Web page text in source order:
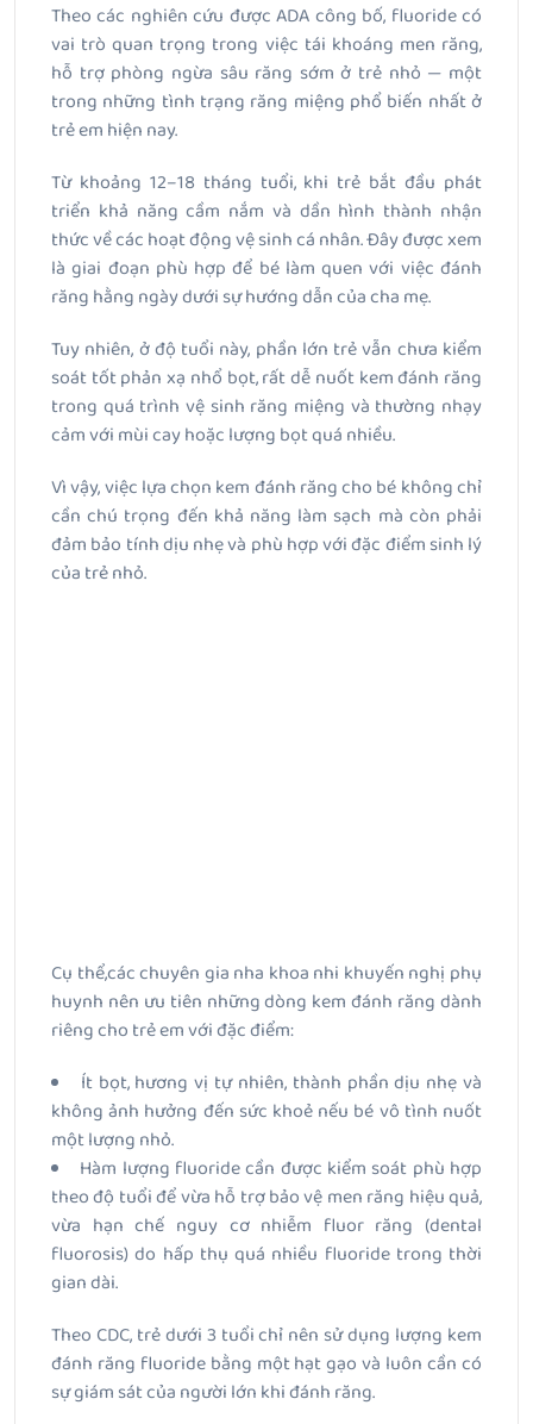
Theo các nghiên cứu được ADA công bố, fluoride có
vai trò quan trọng trong việc tái khoáng men răng,
hỗ trợ phòng ngừa sâu răng sớm ở trẻ nhỏ — một
trong những tình trạng răng miệng phổ biến nhất ở
trẻ em hiện nay.
Từ khoảng 12–18 tháng tuổi, khi trẻ bắt đầu phát
triển khả năng cầm nắm và dần hình thành nhận
thức về các hoạt động vệ sinh cá nhân. Đây được xem
là giai đoạn phù hợp để bé làm quen với việc đánh
răng hằng ngày dưới sự hướng dẫn của cha mẹ.
Tuy nhiên, ở độ tuổi này, phần lớn trẻ vẫn chưa kiểm
soát tốt phản xạ nhổ bọt, rất dễ nuốt kem đánh răng
trong quá trình vệ sinh răng miệng và thường nhạy
cảm với mùi cay hoặc lượng bọt quá nhiều.
Vì vậy, việc lựa chọn kem đánh răng cho bé không chỉ
cần chú trọng đến khả năng làm sạch mà còn phải
đảm bảo tính dịu nhẹ và phù hợp với đặc điểm sinh lý
của trẻ nhỏ.
Cụ thể,các chuyên gia nha khoa nhi khuyến nghị phụ
huynh nên ưu tiên những dòng kem đánh răng dành
riêng cho trẻ em với đặc điểm:
Ít bọt, hương vị tự nhiên, thành phần dịu nhẹ và
không ảnh hưởng đến sức khoẻ nếu bé vô tình nuốt
một lượng nhỏ.
Hàm lượng fluoride cần được kiểm soát phù hợp
theo độ tuổi để vừa hỗ trợ bảo vệ men răng hiệu quả,
vừa hạn chế nguy cơ nhiễm fluor răng (dental
fluorosis) do hấp thụ quá nhiều fluoride trong thời
gian dài.
Theo CDC, trẻ dưới 3 tuổi chỉ nên sử dụng lượng kem
đánh răng fluoride bằng một hạt gạo và luôn cần có
sự giám sát của người lớn khi đánh răng.